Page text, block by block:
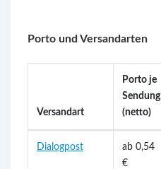
Porto und Versandarten
Versandart
Porto je
Sendung
(netto)
Dialogpost
ab 0,54
€